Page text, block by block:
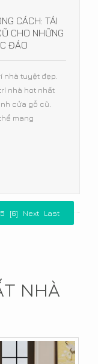
CÁCH: TÁI
CHO NHỮNG
ĐÁO
nhà tuyệt đẹp.
nhà hot nhất
cửa gỗ cũ.
mang
5 [6] Next Last
NHÀ